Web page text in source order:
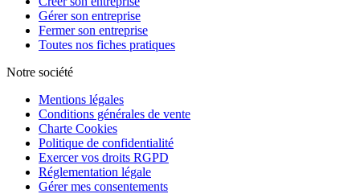
Gérer son entreprise
Fermer son entreprise
Toutes nos fiches pratiques
Notre société
Mentions légales
Conditions générales de vente
Charte Cookies
Politique de confidentialité
Exercer vos droits RGPD
Réglementation légale
Gérer mes consentements